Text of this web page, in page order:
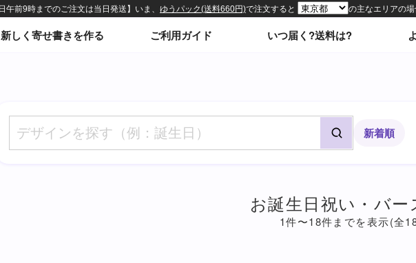
新しく寄せ書きを作る ご利用ガイド いつ届く?送料は?
新着順
お誕生日祝い・バー
1件〜18件までを表示(全